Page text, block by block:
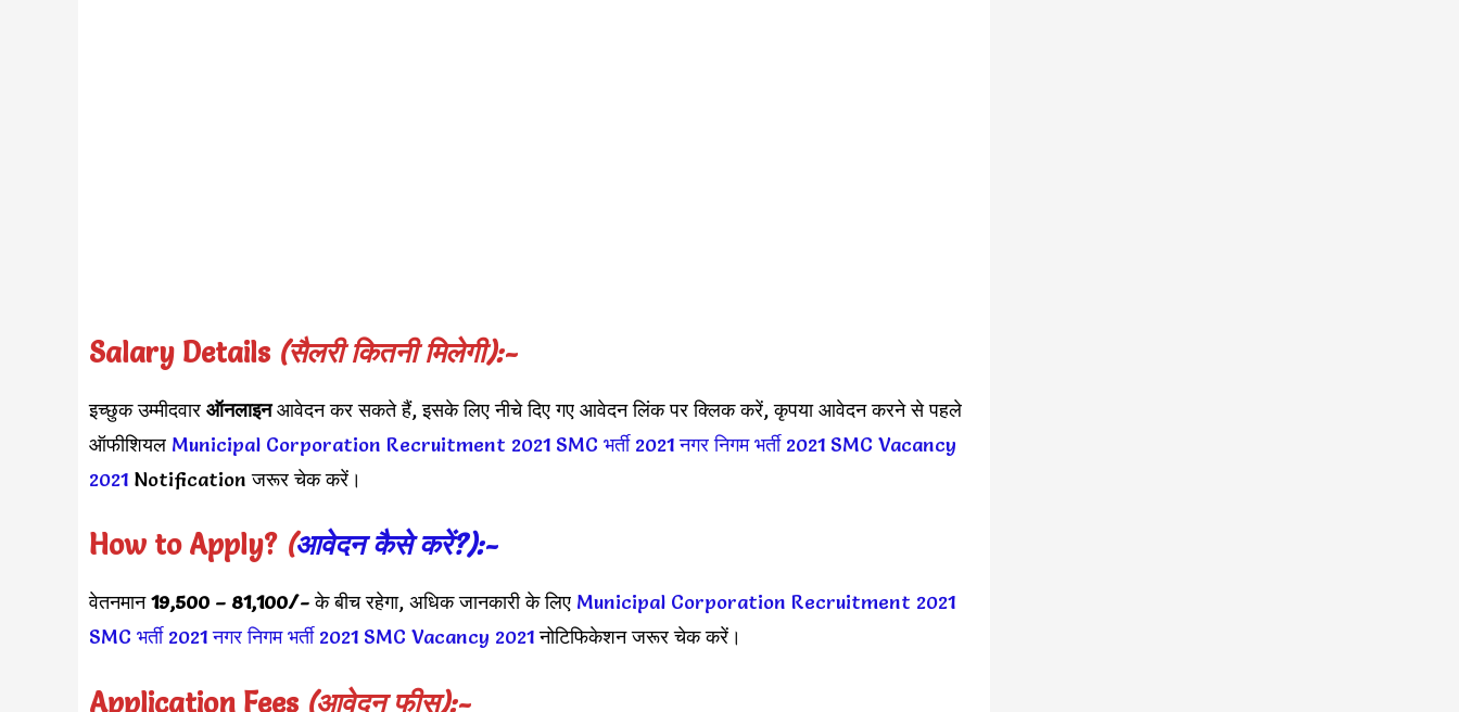
Salary Details (सैलरी कितनी मिलेगी):-
इच्छुक उम्मीदवार ऑनलाइनआवेदन कर सकते हैं, इसके लिए नीचे दिए गए आवेदन लिंक पर क्लिक करें, कृपया आवेदन करने से पहले
ऑफीशियल Municipal Corporation Recruitment 2021 SMC भर्ती 2021 नगर निगम भर्ती 2021 SMC Vacancy
2021 Notification जरूर चेक करें।
How to Apply? (आवेदन कैसे करें?):-
वेतनमान19,500 – 81,100/-के बीच रहेगा, अधिक जानकारी के लिए Municipal Corporation Recruitment 2021
SMC भर्ती 2021 नगर निगम भर्ती 2021 SMC Vacancy 2021नोटिफिकेशन जरूर चेक करें।
Application Fees (आवेदन फीस):-